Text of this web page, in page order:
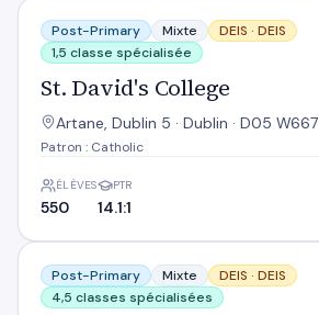
St. David's College
Post-Primary Mixte DEIS · DEIS
1,5 classe spécialisée
St. David's College
Artane, Dublin 5 · Dublin · D05 W667
Patron : Catholic
ÉLÈVES
550
PTR
14.1:1
Árdscoil La Salle
Post-Primary Mixte DEIS · DEIS
4,5 classes spécialisées